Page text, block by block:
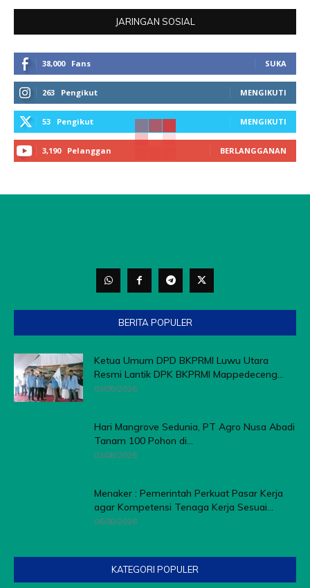
JARINGAN SOSIAL
38,000 Fans SUKA
263 Pengikut MENGIKUTI
53 Pengikut MENGIKUTI
3,190 Pelanggan BERLANGGANAN
BERITA POPULER
Ketua Umum DPD BKPRMI Luwu Utara
Resmi Lantik DPK BKPRMI Mappedeceng...
03/08/2026
Hari Mangrove Sedunia, PT Agro Nusa Abadi
Tanam 100 Pohon di...
03/08/2026
Menaker : Pemerintah Perkuat Pasar Kerja
agar Kompetensi Tenaga Kerja Sesuai...
06/08/2026
KATEGORI POPULER